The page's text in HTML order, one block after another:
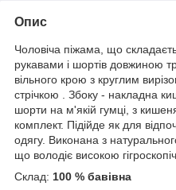
Опис
Чоловіча піжама, що
рукавами і шортів довжиною
вільного крою з круглим
стрічкою . Збоку - накладна
шорти на м'якій гумці, з
комплект. Підійде як для
одягу. Виконана з
що володіє високою
Склад: 100 % бавівна